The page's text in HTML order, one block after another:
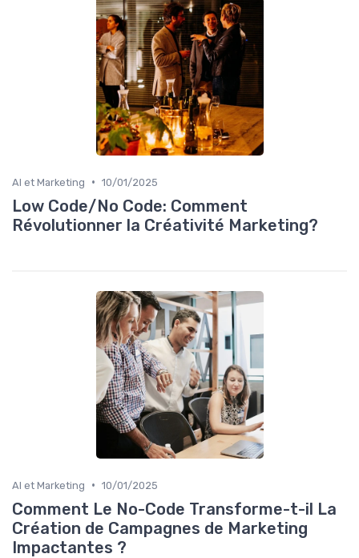
AI et Marketing • 10/01/2025
Low Code/No Code: Comment
Révolutionner la Créativité Marketing?
AI et Marketing • 10/01/2025
Comment Le No-Code Transforme-t-il La
Création de Campagnes de Marketing
Impactantes ?